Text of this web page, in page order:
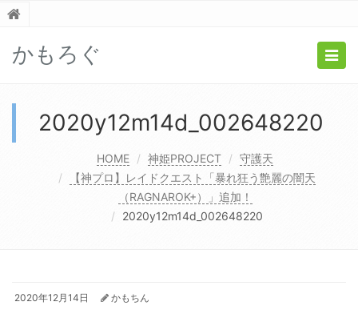
かもろぐ
2020y12m14d_002648220
HOME 神姫PROJECT
守護天
【神プロ】レイドクエスト「暴れ狂う艶麗の闇天
（RAGNAROK+）」追加！
2020y12m14d_002648220
2020年12月14日 かもちん